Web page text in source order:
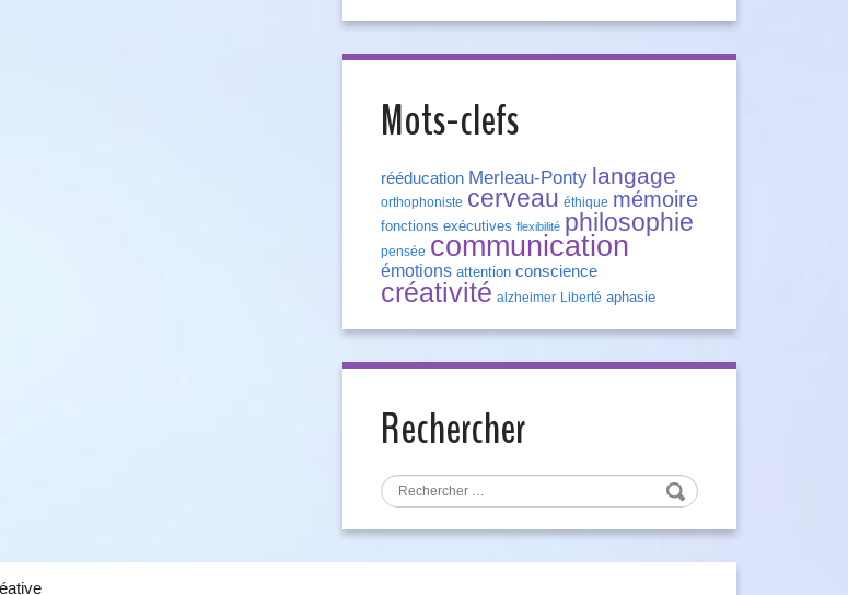
Mots-clefs
rééducation Merleau-Ponty langage
orthophoniste cerveau éthique mémoire
fonctions exécutives flexibilité philosophie
pensée communication
émotions attention conscience
créativité alzheimer Liberté aphasie
Rechercher